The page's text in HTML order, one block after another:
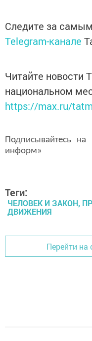
Следите за
Telegram-канале
Читайте новости
национальном
https://max.ru/
Подписывайтесь
информ»
Теги:
ЧЕЛОВЕК И ЗАКОН,
ДВИЖЕНИЯ
Перейти на